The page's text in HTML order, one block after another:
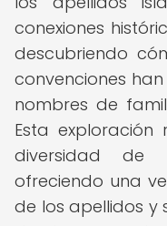
conexiones
descubriendo
convenciones
nombres de
Esta
diversidad de
ofreciendo una
de los apellidos y